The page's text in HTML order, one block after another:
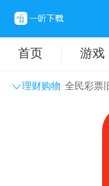
首页 游戏
理财购物 全民彩票